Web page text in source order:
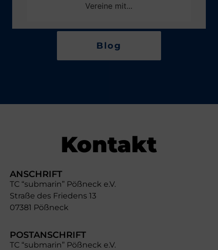
Vereine mit...
Blog
Kontakt
ANSCHRIFT
TC “submarin” Pößneck e.V.
Straße des Friedens 13
07381 Pößneck
POSTANSCHRIFT
TC “submarin” Pößneck e.V.